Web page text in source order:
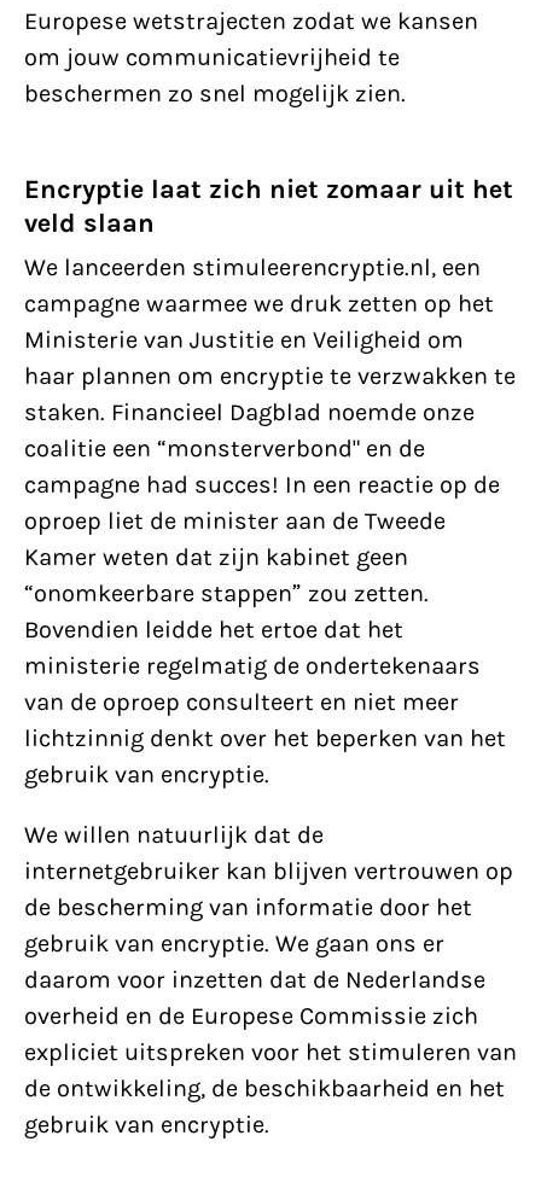
Europese wetstrajecten zodat we kansen
om jouw communicatievrijheid te
beschermen zo snel mogelijk zien.
Encryptie laat zich niet zomaar uit het
veld slaan
We lanceerden stimuleerencryptie.nl, een
campagne waarmee we druk zetten op het
Ministerie van Justitie en Veiligheid om
haar plannen om encryptie te verzwakken te
staken. Financieel Dagblad noemde onze
coalitie een “monsterverbond" en de
campagne had succes! In een reactie op de
oproep liet de minister aan de Tweede
Kamer weten dat zijn kabinet geen
“onomkeerbare stappen” zou zetten.
Bovendien leidde het ertoe dat het
ministerie regelmatig de ondertekenaars
van de oproep consulteert en niet meer
lichtzinnig denkt over het beperken van het
gebruik van encryptie.
We willen natuurlijk dat de
internetgebruiker kan blijven vertrouwen op
de bescherming van informatie door het
gebruik van encryptie. We gaan ons er
daarom voor inzetten dat de Nederlandse
overheid en de Europese Commissie zich
expliciet uitspreken voor het stimuleren van
de ontwikkeling, de beschikbaarheid en het
gebruik van encryptie.